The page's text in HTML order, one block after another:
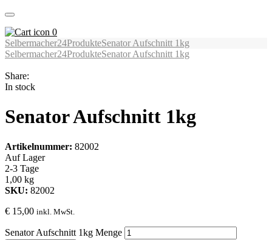
0
Selbermacher24ProdukteSenator Aufschnitt 1kg
Selbermacher24ProdukteSenator Aufschnitt 1kg
Share:
In stock
Senator Aufschnitt 1kg
Artikelnummer: 82002
Auf Lager
2-3 Tage
1,00 kg
SKU: 82002
€ 15,00 inkl. MwSt.
Senator Aufschnitt 1kg Menge